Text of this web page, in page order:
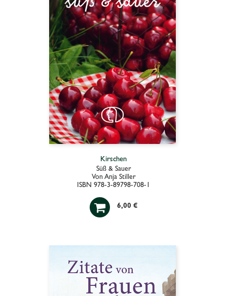
Kirschen
Süß & Sauer
Von Anja Stiller
ISBN 978-3-89798-708-1
 6,00 €